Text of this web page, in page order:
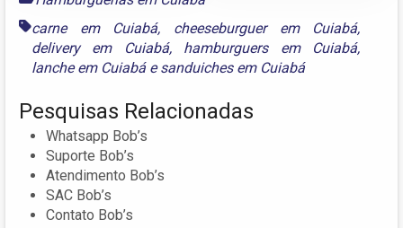
carne em Cuiabá, cheeseburguer em Cuiabá,
delivery em Cuiabá, hamburguers em Cuiabá,
lanche em Cuiabáesanduiches em Cuiabá
Pesquisas Relacionadas
Whatsapp Bob’s
Suporte Bob’s
Atendimento Bob’s
SAC Bob’s
Contato Bob’s